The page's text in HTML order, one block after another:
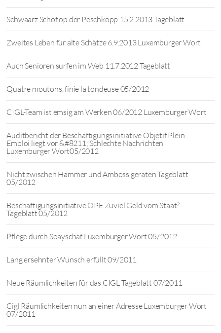
Schwaarz Schof op der Peschkopp 15.2.2013 Tageblatt
Zweites Leben für alte Schätze 6.9.2013 Luxemburger Wort
Auch Senioren surfen im Web 11.7.2012 Tageblatt
Quatre moutons, finie la tondeuse 05/2012
CIGL-Team ist emsig am Werken 06/2012 Luxemburger Wort
Auditbericht der Beschäftigungsinitiative Objetif Plein
Emploi liegt vor &#8211; Schlechte Nachrichten
Luxemburger Wort05/2012
Nicht zwischen Hammer und Amboss geraten Tageblatt
05/2012
Beschäftigungsinitiative OPE Zuviel Geld vom Staat?
Tageblatt 05/2012
Pflege durch Soayschaf Luxemburger Wort 05/2012
Lang ersehnter Wunsch erfüllt 09/2011
Neue Räumlichkeiten für das CIGL Tageblatt 07/2011
Cigl Räumlichkeiten nun an einer Adresse Luxemburger Wort
07/2011